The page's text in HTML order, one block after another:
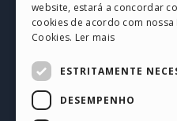
HELP CENTER
Websites
website, estará a concordar
cookies de acordo com nossa
Cookies. Ler mais
ESTRITAMENTE
DESEMPENHO